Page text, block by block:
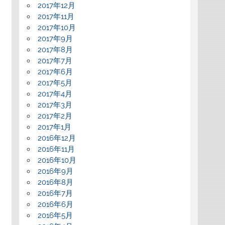
2017年12月
2017年11月
2017年10月
2017年9月
2017年8月
2017年7月
2017年6月
2017年5月
2017年4月
2017年3月
2017年2月
2017年1月
2016年12月
2016年11月
2016年10月
2016年9月
2016年8月
2016年7月
2016年6月
2016年5月